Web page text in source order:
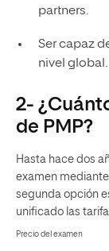
partners.
Ser capaz
nivel global.
2-
de PMP?
Hasta hace dos
examen mediante
segunda opción
unificado las
Precio del examen